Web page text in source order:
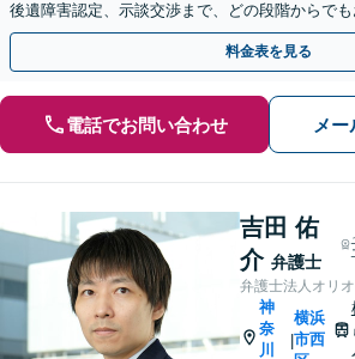
後遺障害認定、示談交渉まで、どの段階からで
度の後遺障害や異議申し立てもお任せ」
料金表を見る
電話でお問い合わせ メ
吉田 佑
介 弁護士
弁護士法人オリ
神
奈
川
|
横浜
市西